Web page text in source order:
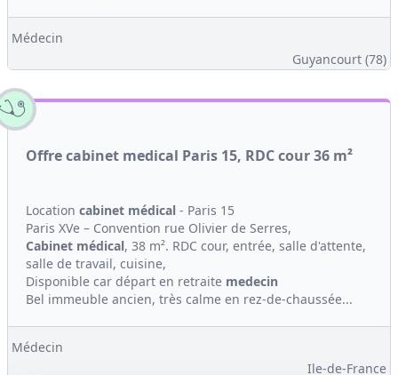
Médecin
Guyancourt (78)
Offre cabinet medical Paris 15, RDC cour 36 m²
Location cabinet médical - Paris 15
Paris XVe – Convention rue Olivier de Serres,
Cabinet médical, 38 m². RDC cour, entrée, salle d'attente,
salle de travail, cuisine,
Disponible car départ en retraite medecin
Bel immeuble ancien, très calme en rez-de-chaussée...
Médecin
Ile-de-France